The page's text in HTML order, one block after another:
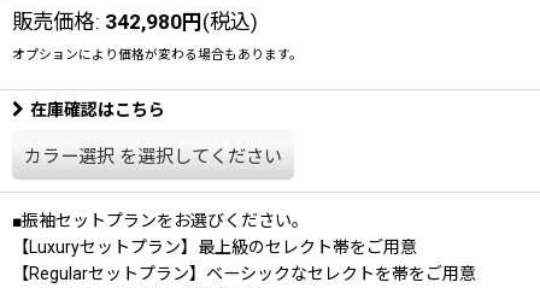
販売価格: 342,980円(税込)
オプションにより価格が変わる場合もあります。
在庫確認はこちら
カラー選択 を選択してください
■振袖セットプランをお選びください。
【Luxuryセットプラン】最上級のセレクト帯をご用意
【Regularセットプラン】ベーシックなセレクトを帯をご用意